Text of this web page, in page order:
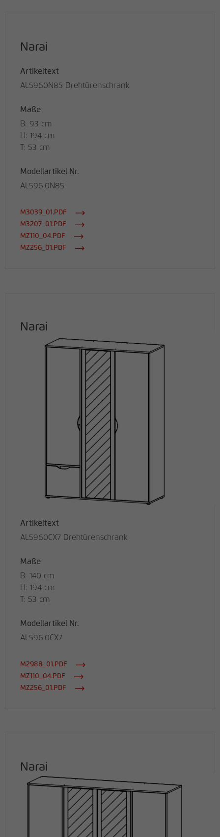
Narai
Artikeltext
AL5960N85 Drehtürenschrank
Maße
B: 93 cm
H: 194 cm
T: 53 cm
Modellartikel Nr.
AL596.0N85
M3039_01.PDF
M3207_01.PDF
MZ110_04.PDF
MZ256_01.PDF
Narai
Artikeltext
AL5960CX7 Drehtürenschrank
Maße
B: 140 cm
H: 194 cm
T: 53 cm
Modellartikel Nr.
AL596.0CX7
M2988_01.PDF
MZ110_04.PDF
MZ256_01.PDF
Narai